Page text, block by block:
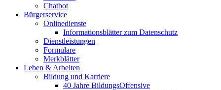
Chatbot
Bürgerservice
Onlinedienste
Informationsblätter zum Datenschutz
Dienstleistungen
Formulare
Merkblätter
Leben & Arbeiten
Bildung und Karriere
40 Jahre BildungsOffensive